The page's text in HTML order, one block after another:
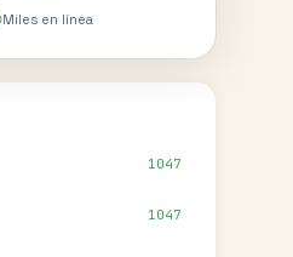
Miles en línea
1047
1047